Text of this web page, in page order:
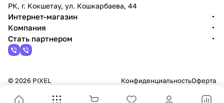
РК, г. Кокшетау, ул. Кошкарбаева, 44
Интернет-магазин
Компания
Стать партнером
© 2026 PIXEL КонфиденциальностьОферта